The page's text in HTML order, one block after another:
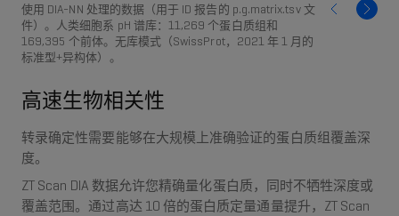
高速生物相关性
转录确定性需要能够在大规模上准确验证的蛋白质组覆盖深
度。
ZT Scan DIA 数据允许您精确量化蛋白质，同时不牺牲深度或
覆盖范围。通过高达 10 倍的蛋白质定量通量提升，ZT Scan
使用 DIA-NN 处理的数据（用于 ID 报告的 p.g.matrix.tsv 文
件）。人类细胞系 pH 谱库：11,269 个蛋白质组和
169,395 个前体。无库模式（SwissProt，2021 年 1 月的
标准型+异构体）。